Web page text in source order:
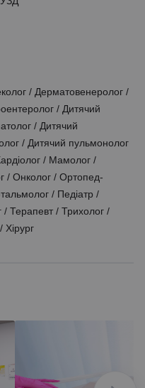
/ Дерматовенеролог /
/ Дитячий
/ Дитячий
/ Дитячий пульмонолог
/ Мамолог /
/ Онколог / Ортопед-
/ Педіатр /
/ Терапевт / Трихолог /
/ Хірург